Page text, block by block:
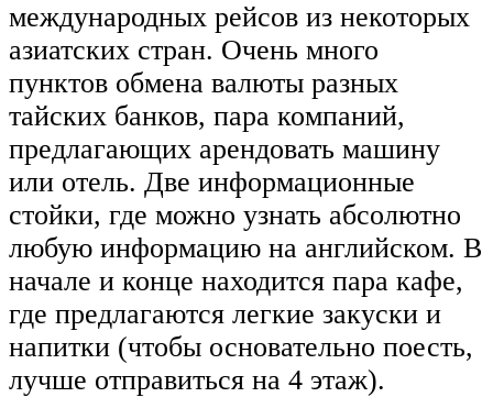
международных рейсов из некоторых
азиатских стран. Очень много
пунктов обмена валюты разных
тайских банков, пара компаний,
предлагающих арендовать машину
или отель. Две информационные
стойки, где можно узнать абсолютно
любую информацию на английском. В
начале и конце находится пара кафе,
где предлагаются легкие закуски и
напитки (чтобы основательно поесть,
лучше отправиться на 4 этаж).